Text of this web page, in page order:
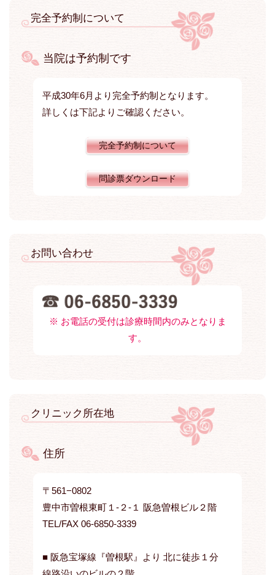
完全予約制について
当院は予約制です
平成30年6月より完全予約制となります。
詳しくは下記よりご確認ください。
完全予約制について
問診票ダウンロード
お問い合わせ
※ お電話の受付は診療時間内のみとなりま
す。
クリニック所在地
住所
〒561−0802
豊中市曽根東町１-２-１ 阪急曽根ビル２階
TEL/FAX 06-6850-3339
■ 阪急宝塚線『曽根駅』より 北に徒歩１分